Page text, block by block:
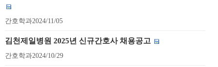
간호학과2024/11/05
김천제일병원 2025년 신규간호사 채용공고
간호학과2024/10/29